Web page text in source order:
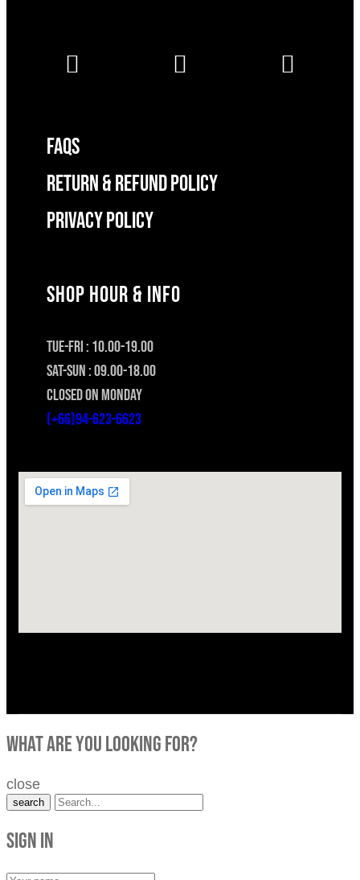
FAQS
RETURN & REFUND POLICY
Privacy Policy
SHOP HOUR & INFO
TUE-FRI : 10.00-19.00
SAT-SUN : 09.00-18.00
CLOSED ON MONDAY
(+66)94-623-6623
what are you looking for?
close
search
Sign in